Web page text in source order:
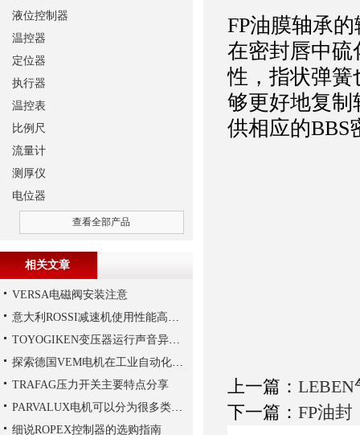
FP油膜轴承
在密封唇中硫
性，指状弹簧
够更好地复制
供相应的BBS
上一篇： LEBEN
下一篇： FP油封
液位控制器
温控器
定位器
执行器
温控表
比例尺
流量计
测厚仪
电位器
查看全部产品
相关文章
VERSA电磁阀安装注意
意大利ROSSI减速机使用性能高、持久，运行平稳
TOYOGIKEN变压器运行声音异常的判断方法
探索德国VEM电机在工业自动化中的应用
TRAFAG压力开关主要特点分享
PARVALUX电机可以分为很多类，常见的有哪两种，它们的区别是什么？
细说ROPEX控制器的选购指南